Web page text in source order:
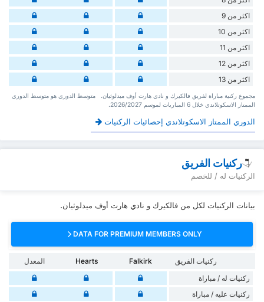
اكثر من 9
اكثر من 10
اكثر من 11
اكثر من 12
اكثر من 13
‏مجموع ركنية مباراة لفريق فالكيرك و نادي هارت أوف ميدلوثيان. ‏‏ ‏ ‏متوسط الدوري هو متوسط الدوري
الممتاز الاسكوتلاندي ‏خلال 6 ‏المباريات لموسم 2026/2027.
الدوري الممتاز الاسكوتلاندي إحصائيات الركنيات
ركنيات الفريق
الركنيات له / للخصم
بيانات الركنيات لكل من فالكيرك و نادي هارت أوف ميدلوثيان.
DATA FOR PREMIUM MEMBERS ONLY
ركنيات الفريق Falkirk
Hearts
المعدل
‏ركنيات له / مباراة
‏ركنيات ‏عليه / مباراة